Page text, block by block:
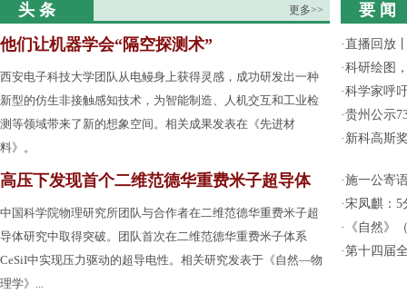
头 条 更多>>
他们让机器学会“隔空探测术”
西安电子科技大学团队从电鳗身上获得灵感，成功研发出一种
新型的仿生非接触感知技术，为智能制造、人机交互和工业检
测等领域带来了新的想象空间。相关成果发表在《先进材
料》。
高压下发现首个二维范德华重费米子超导体
中国科学院物理研究所团队与合作者在二维范德华重费米子超
导体研究中取得突破。团队首次在二维范德华重费米子体系
CeSiI中实现压力驱动的超导电性。相关研究发表于《自然—物
理学》...
要 闻
·直播回放
·科研绘图
·科学家呼
·贵州公示
· 新科高斯
·施一公寄
·宋凤麒：5
·
《自然》
·第十四届